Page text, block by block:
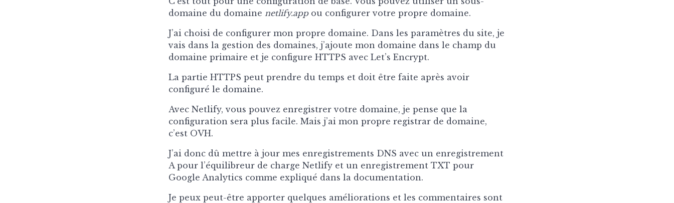
domaine du domaine netlify.appou configurer votre propre domaine.
J’ai choisi de configurer mon propre domaine. Dans les paramètres du site, je
vais dans la gestion des domaines, j’ajoute mon domaine dans le champ du
domaine primaire et je configure HTTPS avec Let’s Encrypt.
La partie HTTPS peut prendre du temps et doit être faite après avoir
configuré le domaine.
Avec Netlify, vous pouvez enregistrer votre domaine, je pense que la
configuration sera plus facile. Mais j’ai mon propre registrar de domaine,
c’est OVH.
J’ai donc dû mettre à jour mes enregistrements DNS avec un enregistrement
A pour l’équilibreur de charge Netlify et un enregistrement TXT pour
Google Analytics comme expliqué dans la documentation.
Je peux peut-être apporter quelques améliorations et les commentaires sont